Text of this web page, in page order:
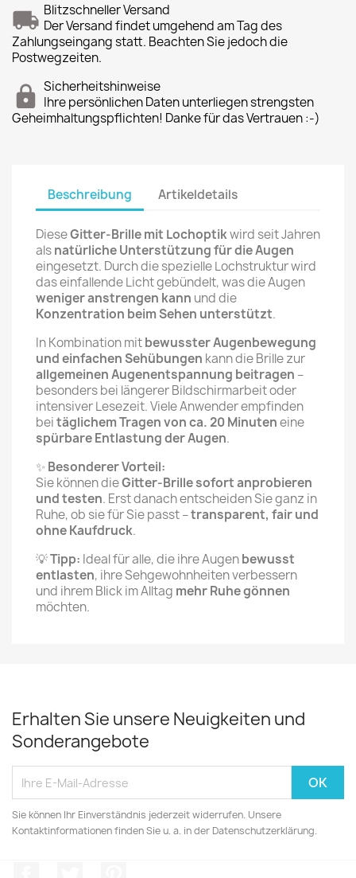
Blitzschneller Versand
Der Versand findet umgehend am Tag des
Zahlungseingang statt. Beachten Sie jedoch die
Postwegzeiten.
Sicherheitshinweise
Ihre persönlichen Daten unterliegen strengsten
Geheimhaltungspflichten! Danke für das Vertrauen :-)
Beschreibung Artikeldetails
DieseGitter-Brille mit Lochoptikwird seit Jahren
alsnatürliche Unterstützung für die Augen
eingesetzt. Durch die spezielle Lochstruktur wird
das einfallende Licht gebündelt, was die Augen
weniger anstrengen kann und die
Konzentration beim Sehen unterstützt.
In Kombination mitbewusster Augenbewegung
und einfachen Sehübungen kann die Brille zur
allgemeinen Augenentspannung beitragen –
besonders bei längerer Bildschirmarbeit oder
intensiver Lesezeit. Viele Anwender empfinden
beitäglichem Tragen von ca. 20 Minuteneine
spürbare Entlastung der Augen.
✨Besonderer Vorteil:
Sie können dieGitter-Brille sofort anprobieren
und testen. Erst danach entscheiden Sie ganz in
Ruhe, ob sie für Sie passt –transparent, fair und
ohne Kaufdruck.
💡Tipp: Ideal für alle, die ihre Augenbewusst
entlasten, ihre Sehgewohnheiten verbessern
und ihrem Blick im Alltag mehr Ruhe gönnen
möchten.
Erhalten Sie unsere Neuigkeiten und
Sonderangebote
Sie können Ihr Einverständnis jederzeit widerrufen. Unsere
Kontaktinformationen finden Sie u. a. in der Datenschutzerklärung.